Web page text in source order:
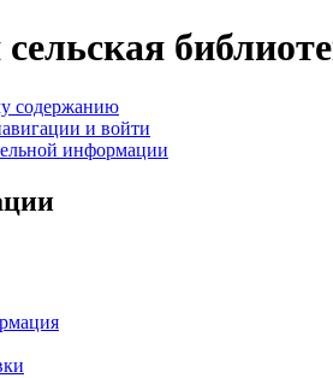
сельская
содержанию
и войти
информации